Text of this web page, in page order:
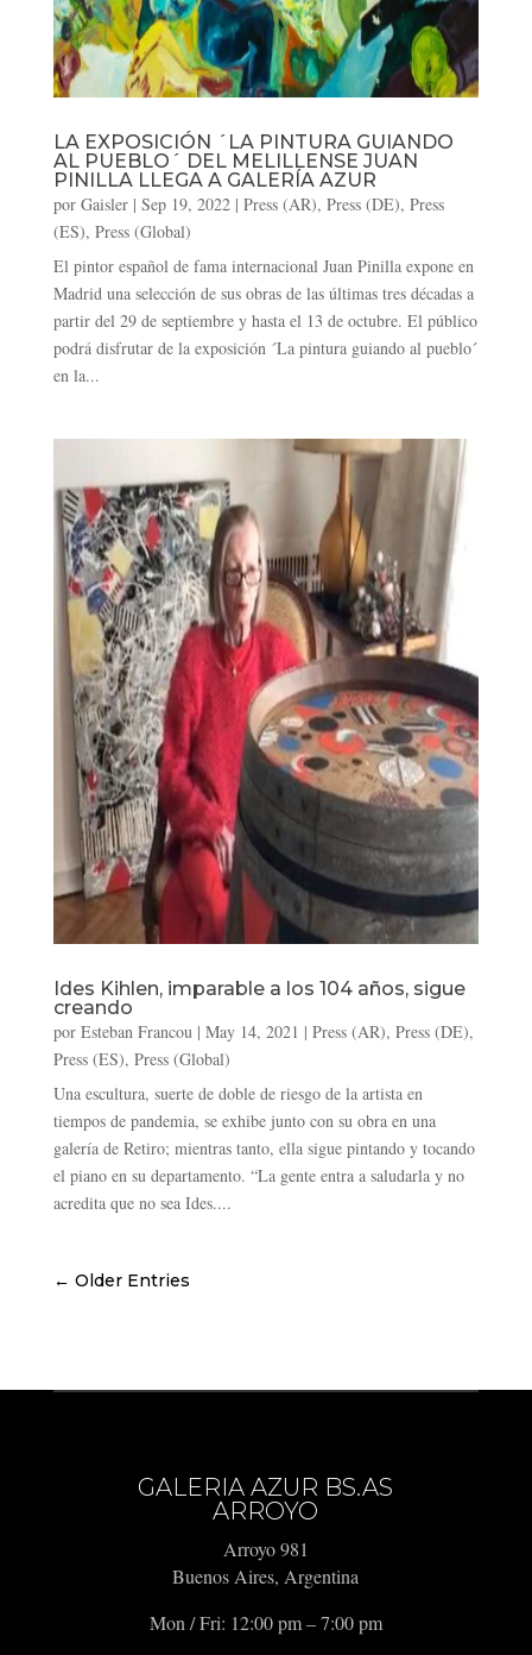
LA EXPOSICIÓN ´LA PINTURA GUIANDO
AL PUEBLO´ DEL MELILLENSE JUAN
PINILLA LLEGA A GALERÍA AZUR
por Gaisler| Sep 19, 2022| Press (AR), Press (DE), Press
(ES), Press (Global)
El pintor español de fama internacional Juan Pinilla expone en
Madrid una selección de sus obras de las últimas tres décadas a
partir del 29 de septiembre y hasta el 13 de octubre. El público
podrá disfrutar de la exposición ´La pintura guiando al pueblo´
en la...
Ides Kihlen, imparable a los 104 años, sigue
creando
por Esteban Francou| May 14, 2021 | Press (AR), Press (DE),
Press (ES), Press (Global)
Una escultura, suerte de doble de riesgo de la artista en
tiempos de pandemia, se exhibe junto con su obra en una
galería de Retiro; mientras tanto, ella sigue pintando y tocando
el piano en su departamento. “La gente entra a saludarla y no
acredita que no sea Ides....
← Older Entries
GALERIA AZUR BS.AS
ARROYO
Arroyo 981
Buenos Aires, Argentina
Mon / Fri: 12:00 pm – 7:00 pm